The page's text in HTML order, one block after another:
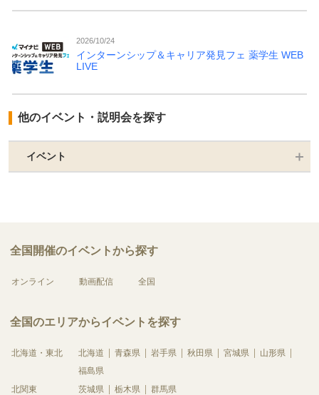
2026/10/24
インターンシップ＆キャリア発見フェ 薬学生 WEB
LIVE
他のイベント・説明会を探す
イベント
全国開催のイベントから探す
オンライン 動画配信 全国
全国のエリアからイベントを探す
北海道・東北 北海道 青森県 岩手県 秋田県 宮城県
山形県
福島県
北関東
茨城県 栃木県 群馬県